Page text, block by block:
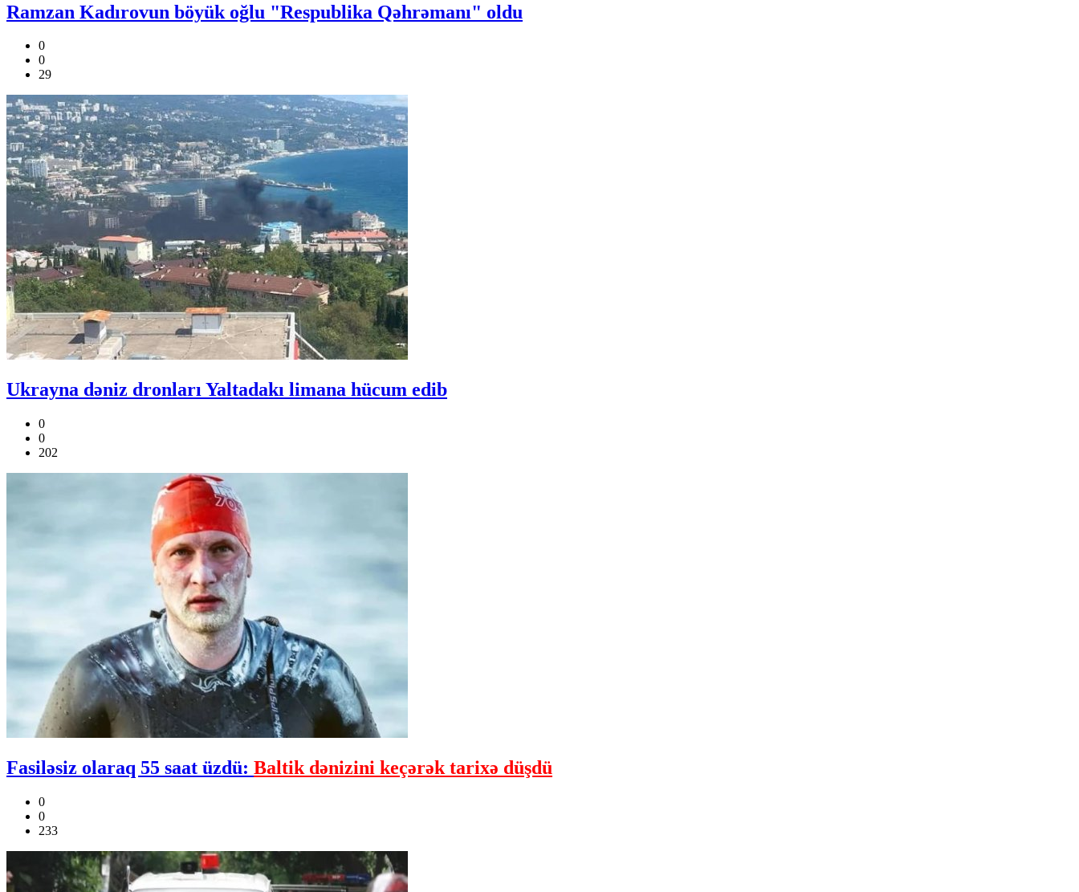
Ramzan Kadırovun böyük oğlu "Respublika Qəhrəmanı" oldu
0
0
29
Ukrayna dəniz dronları Yaltadakı limana hücum edib
0
0
202
Fasiləsiz olaraq 55 saat üzdü: Baltik dənizini keçərək tarixə düşdü
0
0
233